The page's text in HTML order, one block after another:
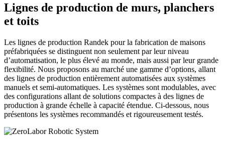
Lignes de production de murs, planchers
et toits
Les lignes de production Randek pour la fabrication de maisons
préfabriquées se distinguent non seulement par leur niveau
d’automatisation, le plus élevé au monde, mais aussi par leur grande
flexibilité. Nous proposons au marché une gamme d’options, allant
des lignes de production entièrement automatisées aux systèmes
manuels et semi-automatiques. Les systèmes sont modulables, avec
des configurations allant de solutions compactes à des lignes de
production à grande échelle à capacité étendue. Ci-dessous, nous
présentons les systèmes recommandés et rigoureusement testés.